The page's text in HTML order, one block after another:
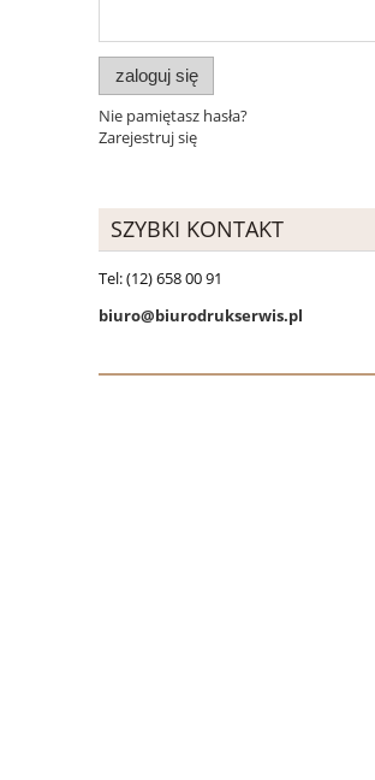
zaloguj się
Nie pamiętasz hasła?
Zarejestruj się
SZYBKI KONTAKT
Tel: (12) 658 00 91
biuro@biurodrukserwis.pl